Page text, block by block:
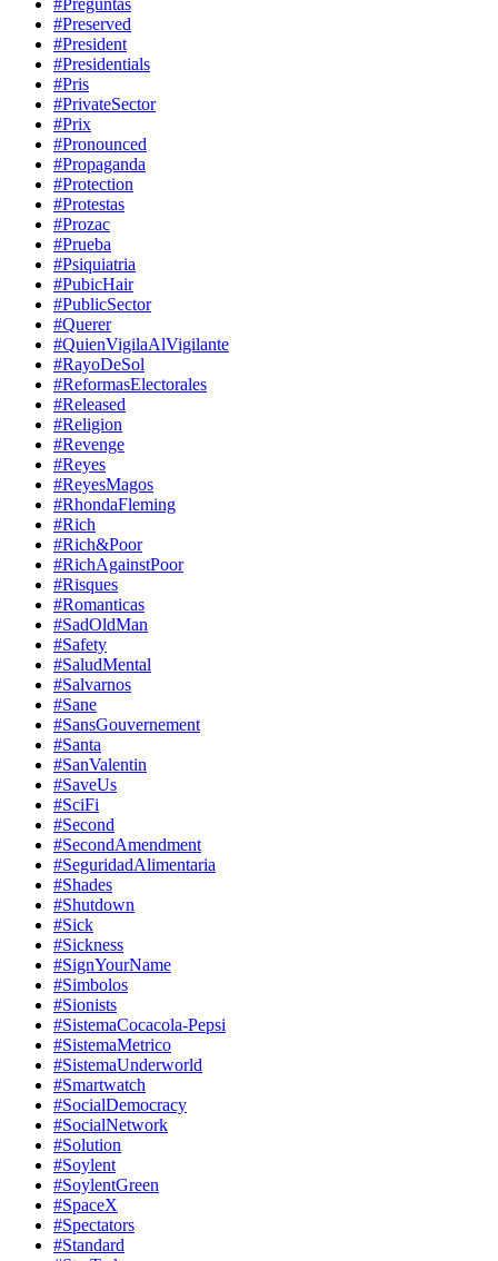
#Preguntas
#Preserved
#President
#Presidentials
#Pris
#PrivateSector
#Prix
#Pronounced
#Propaganda
#Protection
#Protestas
#Prozac
#Prueba
#Psiquiatria
#PubicHair
#PublicSector
#Querer
#QuienVigilaAlVigilante
#RayoDeSol
#ReformasElectorales
#Released
#Religion
#Revenge
#Reyes
#ReyesMagos
#RhondaFleming
#Rich
#Rich&Poor
#RichAgainstPoor
#Risques
#Romanticas
#SadOldMan
#Safety
#SaludMental
#Salvarnos
#Sane
#SansGouvernement
#Santa
#SanValentin
#SaveUs
#SciFi
#Second
#SecondAmendment
#SeguridadAlimentaria
#Shades
#Shutdown
#Sick
#Sickness
#SignYourName
#Simbolos
#Sionists
#SistemaCocacola-Pepsi
#SistemaMetrico
#SistemaUnderworld
#Smartwatch
#SocialDemocracy
#SocialNetwork
#Solution
#Soylent
#SoylentGreen
#SpaceX
#Spectators
#Standard